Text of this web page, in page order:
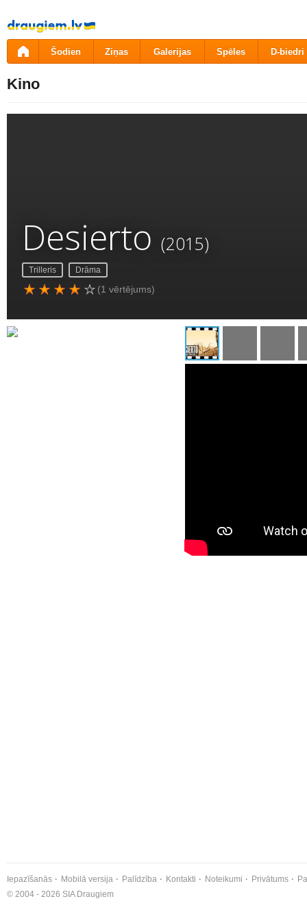
Pāriet
uz
saturu
Šodien Ziņas Galerijas Spēles D-biedri
Kino
Desierto (2015)
Trilleris Drāma
(1 vērtējums)
Iepazīšanās Mobilā versija Palīdzība Kontakti Noteikumi Privātums
© 2004 - 2026 SIA Draugiem